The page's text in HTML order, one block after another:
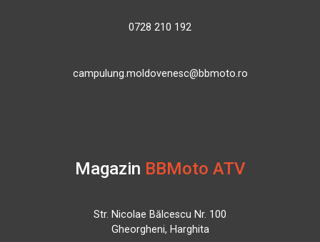
0728 210 192
campulung.moldovenesc@bbmoto.ro
Magazin BBMoto ATV
Str. Nicolae Bălcescu Nr. 100
Gheorgheni, Harghita